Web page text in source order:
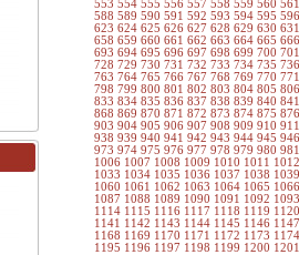
553 554 555 556 557 558 559 560
588 589 590 591 592 593 594 595
623 624 625 626 627 628 629 630
658 659 660 661 662 663 664 665
693 694 695 696 697 698 699 700
728 729 730 731 732 733 734 735
763 764 765 766 767 768 769 770
798 799 800 801 802 803 804 805
833 834 835 836 837 838 839 840
868 869 870 871 872 873 874 875
903 904 905 906 907 908 909 910
938 939 940 941 942 943 944 945
973 974 975 976 977 978 979 980
1006 1007 1008 1009 1010 1011
1033 1034 1035 1036 1037 1038
1060 1061 1062 1063 1064 1065
1087 1088 1089 1090 1091 1092
1114 1115 1116 1117 1118 1119
1141 1142 1143 1144 1145 1146
1168 1169 1170 1171 1172 1173
1195 1196 1197 1198 1199 1200